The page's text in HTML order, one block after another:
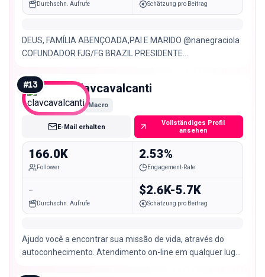
Durchschn. Aufrufe Schätzung pro Beitrag
DEUS, FAMÍLIA ABENÇOADA,PAI E MARIDO @nanegraciola
COFUNDADOR FJG/FG BRAZIL PRESIDENTE
INVESTMENTS
#13 clavcavalcanti
Macro
E-Mail erhalten
Vollständiges Profil
ansehen
166.0K
Follower
2.53%
Engagement-Rate
-
Durchschn. Aufrufe
$2.6K-5.7K
Schätzung pro Beitrag
Ajudo você a encontrar sua missão de vida, através do
autoconhecimento. Atendimento on-line em qualquer lugar